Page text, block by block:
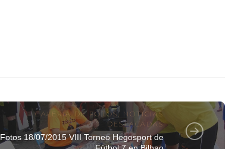
GALERIA DE FOTOS , NOTICIAS
DESTACADAS
Fotos 18/07/2015 VIII Torneo Hegosport de